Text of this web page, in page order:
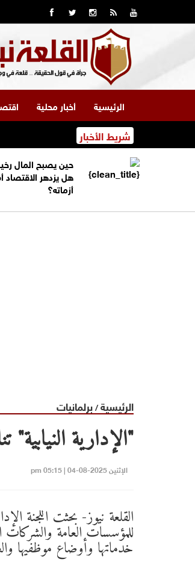
الرئيسية أخبار محلية
شريط الأخبار
حين يصبح المال
هل يزدهر الاقتصاد
أزماته؟
الرئيسية/برلمانيات
"الإدارية النيابية"
الإثنين 2025-08-04 | 05:15 pm
القلعة نيوز- بحثت اللجنة
للمؤسسات العامة والشركات
خدماتها وأوضاع موظفيها